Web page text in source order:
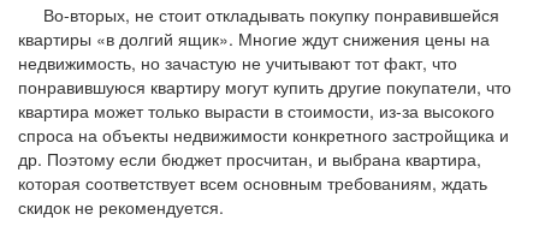
Во-вторых, не стоит откладывать покупку понравившейся
квартиры «в долгий ящик». Многие ждут снижения цены на
недвижимость, но зачастую не учитывают тот факт, что
понравившуюся квартиру могут купить другие покупатели, что
квартира может только вырасти в стоимости, из-за высокого
спроса на объекты недвижимости конкретного застройщика и
др. Поэтому если бюджет просчитан, и выбрана квартира,
которая соответствует всем основным требованиям, ждать
скидок не рекомендуется.